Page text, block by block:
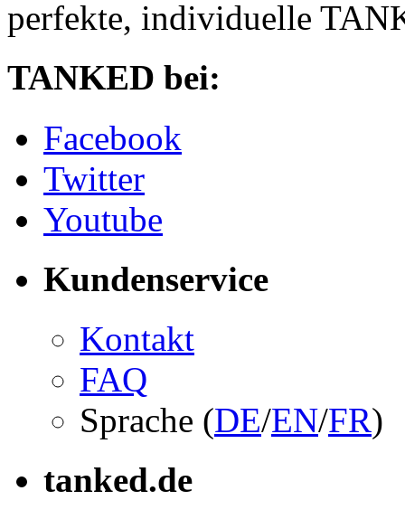
perfekte, individuelle
TANKED bei:
Facebook
Twitter
Youtube
Kundenservice
Kontakt
FAQ
Sprache (DE/EN/FR)
tanked.de